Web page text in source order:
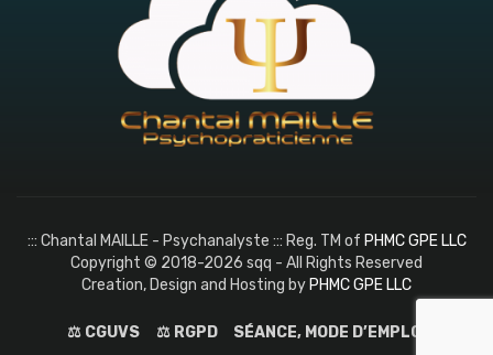
::: Chantal MAILLE - Psychanalyste ::: Reg. TM of PHMC GPE LLC
Copyright © 2018-2026 sqq - All Rights Reserved
Creation, Design and Hosting by PHMC GPE LLC
⚖️ CGUVS ⚖️ RGPD SÉANCE, MODE D’EMPLOI